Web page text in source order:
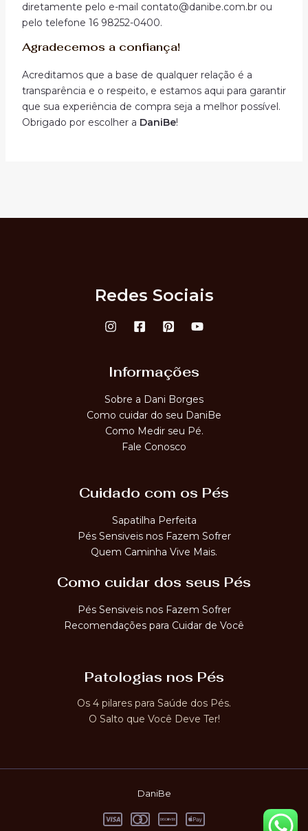
diretamente pelo e-mail contato@danibe.com.br ou
pelo telefone 16 98252-0400.
Agradecemos a confiança!
Acreditamos que a base de qualquer relação é a
transparência e o respeito, e estamos aqui para garantir
que sua experiência de compra seja a melhor possível.
Obrigado por escolher a DaniBe!
Redes Sociais
Informações
Sobre a Dani Borges
Como cuidar do seu DaniBe
Como Medir seu Pé.
Fale Conosco
Cuidado com os Pés
Sapatilha Perfeita
Pés Sensiveis nos Fazem Sofrer
Quem Caminha Vive Mais.
Como cuidar dos seus Pés
Pés Sensiveis nos Fazem Sofrer
Recomendações para Cuidar de Você
Patologias nos Pés
Os 4 pilares para Saúde dos Pés.
O Salto que Você Deve Ter!
DaniBe